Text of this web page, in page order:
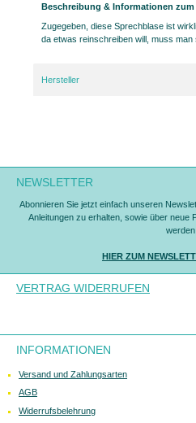
Beschreibung & Informationen
Zugegeben, diese Sprechblase ist
da etwas reinschreiben will, muss
Hersteller
NEWSLETTER
Abonnieren Sie jetzt einfach unseren
Anleitungen zu erhalten, sowie über neue
werden.
HIER ZUM
VERTRAG WIDERRUFEN
INFORMATIONEN
Versand und Zahlungsarten
AGB
Widerrufsbelehrung